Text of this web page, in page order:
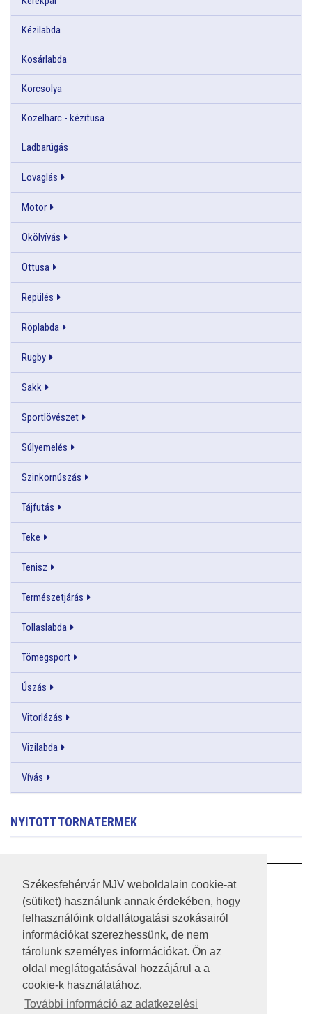
Székesfehérvár MJV weboldalain cookie-at
(sütiket) használunk annak érdekében, hogy
felhasználóink oldallátogatási szokásairól
információkat szerezhessünk, de nem
tárolunk személyes információkat. Ön az
oldal meglátogatásával hozzájárul a a
cookie-k használatához.
További információ az adatkezelési
Kézilabda
Kosárlabda
Korcsolya
Közelharc - kézitusa
Ladbarúgás
Lovaglás
Motor
Ökölvívás
Öttusa
Repülés
Röplabda
Rugby
Sakk
Sportlövészet
Súlyemelés
Szinkornúszás
Tájfutás
Teke
Tenisz
Természetjárás
Tollaslabda
Tömegsport
Úszás
Vitorlázás
Vizilabda
Vívás
NYITOTT TORNATERMEK
RSS
A HONLAP 2017.03.31-I ÁLLAPOTA
JOGI NYILATKOZAT
IMPRESSZUM